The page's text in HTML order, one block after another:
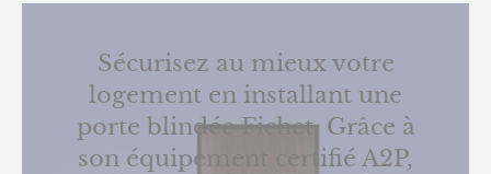
Sécurisez au mieux votre
logement en installant une
porte blindée Fichet. Grâce à
son équipement certifié A2P,